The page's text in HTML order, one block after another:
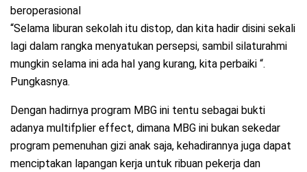
beroperasional
“Selama liburan sekolah itu distop, dan kita hadir disini sekali
lagi dalam rangka menyatukan persepsi, sambil silaturahmi
mungkin selama ini ada hal yang kurang, kita perbaiki “.
Pungkasnya.
Dengan hadirnya program MBG ini tentu sebagai bukti
adanya multifplier effect, dimana MBG ini bukan sekedar
program pemenuhan gizi anak saja, kehadirannya juga dapat
menciptakan lapangan kerja untuk ribuan pekerja dan